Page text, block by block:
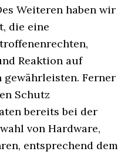
Weiteren haben wir
die eine
Reaktion auf
gewährleisten. Ferner
Schutz
bereits bei der
von Hardware,
entsprechend dem